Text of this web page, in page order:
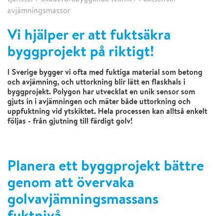
avjämningsmassor
Vi hjälper er att fuktsäkra
byggprojekt på riktigt!
I Sverige bygger vi ofta med fuktiga material som betong
och avjämning, och uttorkning blir lätt en flaskhals i
byggprojekt. Polygon har utvecklat en unik sensor som
gjuts in i avjämningen och mäter både uttorkning och
uppfuktning vid ytskiktet. Hela processen kan alltså enkelt
följas - från gjutning till färdigt golv!
Planera ett byggprojekt bättre
genom att övervaka
golvavjämningsmassans